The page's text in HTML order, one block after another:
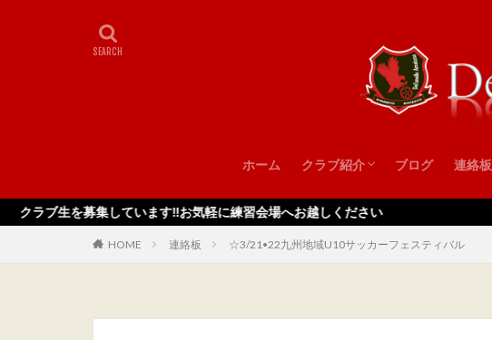
ホーム クラブ紹介
スタッフ
ブログ 連絡板
募集しています‼️お気軽に練習会場へお越しください
HOME 連絡板 ☆3/21•22九州地域U10サッカーフェスティバル